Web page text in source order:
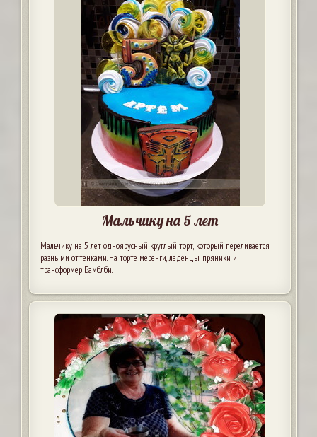
Мальчику на 5 лет
Мальчику на 5 лет одноярусный круглый торт, который переливается
разными оттенками. На торте меренги, леденцы, пряники и
трансформер Бамблби.